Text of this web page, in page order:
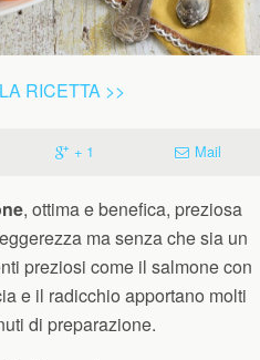
RICETTA >>
+ 1 Mail
, ottima e benefica, preziosa
ma senza che sia un
preziosi come il salmone con
e il radicchio apportano molti
di preparazione.